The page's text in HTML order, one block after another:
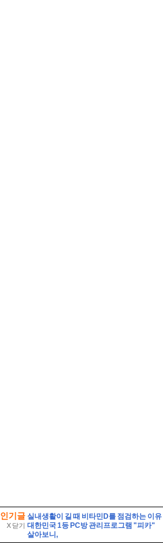
인기글
X 닫기
실내생활이 길 때 비타민D를 점검하는 이유
대한민국 1등 PC방 관리프로그램 "피카"
살아보니,